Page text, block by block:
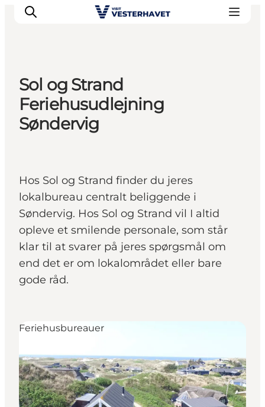
Det sker
Oplevelser
Vores Byer
Planlæg din ferie
Sol og Strand
Feriehusudlejning
Søndervig
Hos Sol og Strand finder du jeres
lokalbureau centralt beliggende i
Søndervig. Hos Sol og Strand vil I altid
opleve et smilende personale, som står
klar til at svarer på jeres spørgsmål om
end det er om lokalområdet eller bare
gode råd.
Feriehusbureauer